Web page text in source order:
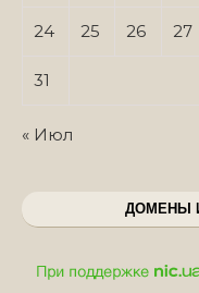
24 25 26 27
31
« Июл
ДОМЕНЫ